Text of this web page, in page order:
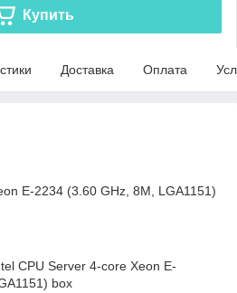
Купить
Доставка Оплата
E-2234 (3.60 GHz, 8M, LGA1151)
CPU Server 4-core Xeon E-
box